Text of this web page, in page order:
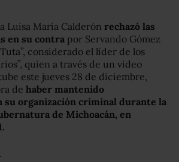
Luisa María Calderón rechazó las
en su contra por Servando Gómez
considerado el líder de los
quien a través de un video
este jueves 28 de diciembre,
de haber mantenido
su organización criminal durante la
de Michoacán, en